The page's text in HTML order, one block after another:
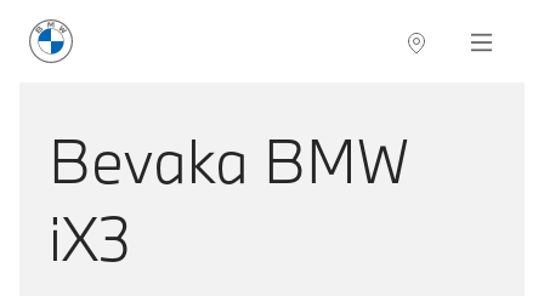
BMW Sverige Navigation
Bevaka BMW
iX3